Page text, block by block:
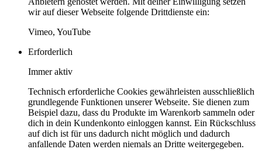
wir auf dieser Webseite folgende Drittdienste ein:
Vimeo, YouTube
Erforderlich
Immer aktiv
Technisch erforderliche Cookies gewährleisten ausschließlich
grundlegende Funktionen unserer Webseite. Sie dienen zum
Beispiel dazu, dass du Produkte im Warenkorb sammeln oder
dich in dein Kundenkonto einloggen kannst. Ein Rückschluss
auf dich ist für uns dadurch nicht möglich und dadurch
anfallende Daten werden niemals an Dritte weitergegeben.